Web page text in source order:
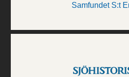
Samfundet S:t